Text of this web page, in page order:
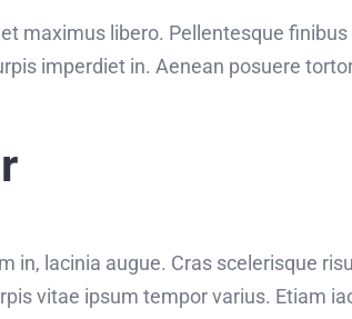
maximus libero. Pellentesque
imperdiet in. Aenean posuere
in, lacinia augue. Cras scelerisque
vitae ipsum tempor varius. Etiam